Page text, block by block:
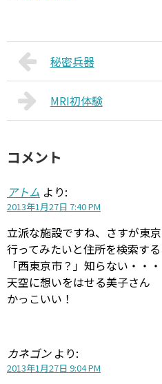
秘密兵器
MRI初体験
コメント
アトム より:
2013年1月27日 7:40 PM
立派な施設ですね、さすが東京
行ってみたいと住所を検索する
「西東京市？」知らない・・・
天空に想いをはせる美子さん
かっこいい！
カネゴン より:
2013年1月27日 9:04 PM